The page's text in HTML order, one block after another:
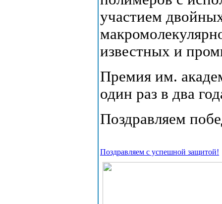
участием
известных и
Премия им.
один раз в два
Поздравляем
Поздравляем с успешной защитой!